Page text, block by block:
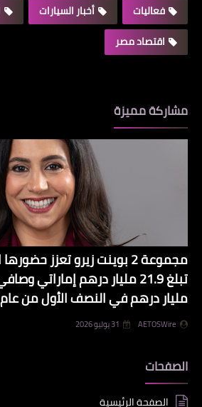
فعاليات
أخبار السيارات
اقتصاد مصر
مشاركة مميزة
مجموعة 2 بوينت زيرو تعزز
مليار درهم في النصف الأول من عام 2026
AETOSWire 31 يوليو 2026
الصفحات
الصفحة الرئيسية